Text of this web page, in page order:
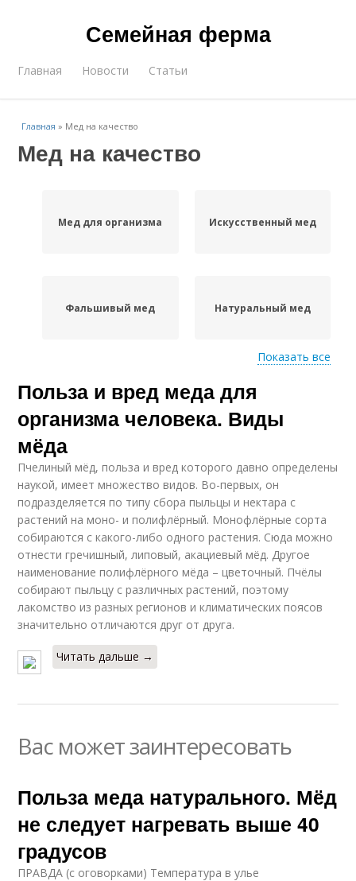
Семейная ферма
Главная Новости Статьи
Главная » Мед на качество
Мед на качество
Мед для организма Искусственный мед
Фальшивый мед Натуральный мед
Мед по утрам Мед для мужчин
Показать все
Польза и вред меда для
организма человека. Виды
мёда
Пчелиный мёд, польза и вред которого давно определены
наукой, имеет множество видов. Во-первых, он
подразделяется по типу сбора пыльцы и нектара с
растений на моно- и полифлёрный. Монофлёрные сорта
собираются с какого-либо одного растения. Сюда можно
отнести гречишный, липовый, акациевый мёд. Другое
наименование полифлёрного мёда – цветочный. Пчёлы
собирают пыльцу с различных растений, поэтому
лакомство из разных регионов и климатических поясов
значительно отличаются друг от друга.
Читать дальше →
Вас может заинтересовать
Польза меда натурального. Мёд
не следует нагревать выше 40
градусов
ПРАВДА (с оговорками) Температура в улье